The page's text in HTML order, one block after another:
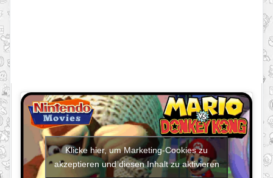
Klicke hier, um Marketing-Cookies zu
akzeptieren und diesen Inhalt zu aktivieren